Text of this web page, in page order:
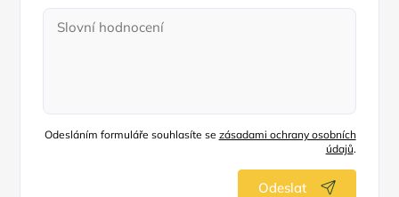
Odesláním formuláře souhlasíte se zásadami ochrany osobních
údajů.
Odeslat